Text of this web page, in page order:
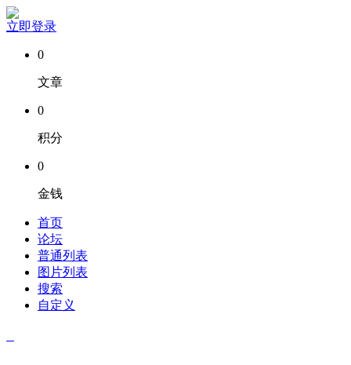
立即登录
0
文章
0
积分
0
金钱
首页
论坛
普通列表
图片列表
搜索
自定义